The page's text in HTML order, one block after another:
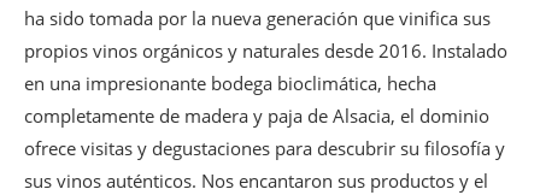
ha sido tomada por la nueva generación que vinifica sus
propios vinos orgánicos y naturales desde 2016. Instalado
en una impresionante bodega bioclimática, hecha
completamente de madera y paja de Alsacia, el dominio
ofrece visitas y degustaciones para descubrir su filosofía y
sus vinos auténticos. Nos encantaron sus productos y el